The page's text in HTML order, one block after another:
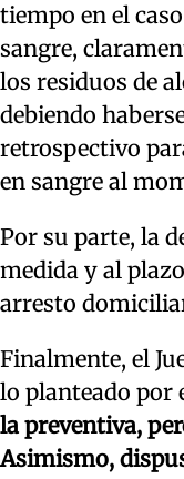
tiempo en el
sangre,
los residuos de
debiendo
retrospectivo
en sangre al
Por su parte, la
medida y al
arresto
Finalmente, el
lo planteado por
la preventiva,
Asimismo,